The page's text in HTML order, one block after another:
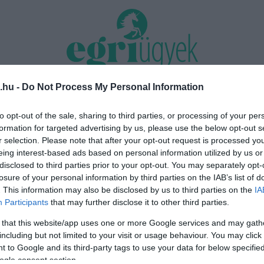
- Do Not Process My Personal Information
opt-out of the sale, sharing to third parties, or processing of your
for targeted advertising by us, please use the below opt-out
selection. Please note that after your opt-out request is processed
interest-based ads based on personal information utilized by us
to third parties prior to your opt-out. You may separately
of your personal information by third parties on the IAB’s list of
This information may also be disclosed by us to third parties on the
Participants that may further disclose it to other third parties.
that this website/app uses one or more Google services and may
but not limited to your visit or usage behaviour. You may
to Google and its third-party tags to use your data for below
consent section.
nyomást a fiunkra” – Egy egri
amely a Rapid Wi...
Új hűtőrendszer a Markhot Ferenc
Kórházban: több mint 70 millió
EGER UTCÁIN IS EGYRE TÖBBEN ÉRZIK A ROMLÓ